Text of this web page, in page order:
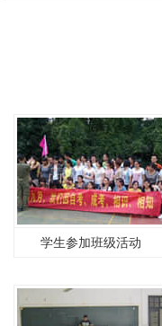
学生参加班级活动